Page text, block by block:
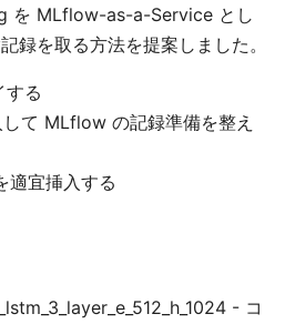
を MLflow-as-a-Service とし
録を取る方法を提案しました。
する
て MLflow の記録準備を整え
適宜挿入する
- コ